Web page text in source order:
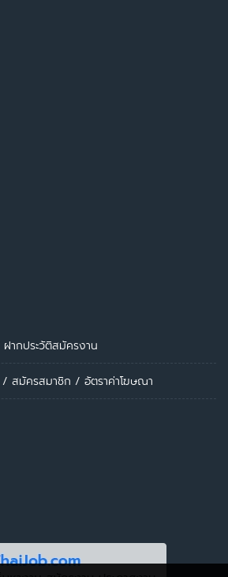
ฝากประวัติสมัครงาน
/ สมัครสมาชิก / อัตราค่าโฆษณา